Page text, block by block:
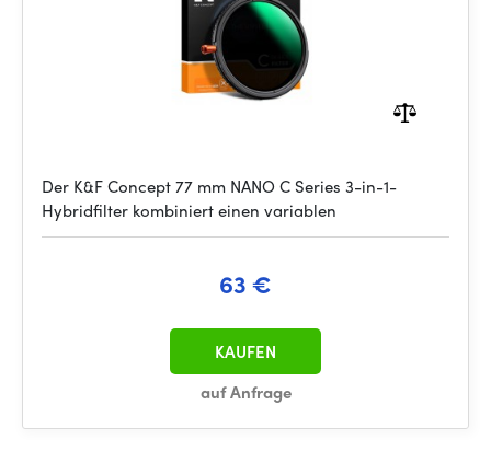
Der K&F Concept 77 mm NANO C Series 3-in-1-
Hybridfilter kombiniert einen variablen
63 €
auf Anfrage
KAUFEN